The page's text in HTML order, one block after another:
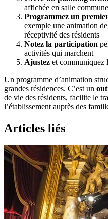
affichée en salle commune
Programmez un
exemple une animation de
réceptivité des résidents
Notez la participation
activités qui marchent
Ajustez et communiquez
Un programme d’animation
grandes résidences. C’est un
de vie des résidents, facilite le
l’établissement auprès des
Articles liés